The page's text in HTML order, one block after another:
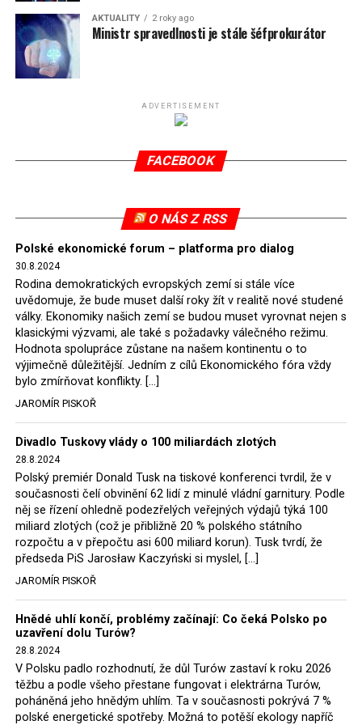
uhlím. Ta v současnosti pokrývá 7 % polské energetické
spotřeby.
Připomeňme, že ukončení těžby hnědého uhlí pro
(SDEU) v souvislosti se stížnostmi českých samospráv
verdiktem španělské soudkyně Rosario Silva de Lapureta
tomuto rozhodnutí nevyhověla, proto na žádost
2022, než byl tento případ z důvodu uzavření dohody
Polska s Českou republikou o odstranění příčin sporu o
důl Turów vymazán z rejstříku tribunálu. Celkem si
Polsko nechalo z přiznaných evropských fondů odečíst
asi 70 milionů eur na pokutách a 45 milionů eur
zaplatilo jako odškodnění České republice – ale jak důl,
tak elektrárna nadále fungovaly. Už tehdy zástupci
tehdejší opozice a dnes vládnoucí koalice, jako
místopředseda Občanské platformy (PO) Rafał
Hołownia, přímo řekli, že by se polská vláda měla
tomuto rozhodnutí podřídit.
Rozhodnutí polského ministra spravedlnosti jistě potěší
německé, české a polské ekology, ale i těžaře. Je těžké si
představit, že by o takové věci rozhodoval sám ministr
Bodnar. Musel získat politický souhlas vládnoucí koalice.
Stále jsou totiž platné argumenty Morawieckého vlády,
že důl i elektrárna jsou – kromě zabezpečování cca 7 %
polského energetického mixu – klíčovými podniky, spolu
se svými dceřinými společnostmi zaměstnávají cca pět
tisíc lidí. Navíc s činností dolu a elektrárny nepřímo
souvisí dalších několik desítek tisíc pracovních míst v
regionu. Zelená politika ale opět zvítězila.
AKTUALITY 2 roky ago
Ministr spravedlnosti je stále šéfprokurátor
ADVERTISEMENT
FACEBOOK
O NÁS Z RSS
Polské ekonomické forum – platforma pro dialog
30.8.2024
Rodina demokratických evropských zemí si stále více
uvědomuje, že bude muset další roky žít v realitě nové studené
války. Ekonomiky našich zemí se budou muset vyrovnat nejen s
klasickými výzvami, ale také s požadavky válečného režimu.
Hodnota spolupráce zůstane na našem kontinentu o to
výjimečně důležitější. Jedním z cílů Ekonomického fóra vždy
bylo zmírňovat konflikty. […]
JAROMÍR PISKOŘ
Divadlo Tuskovy vlády o 100 miliardách zlotých
28.8.2024
Polský premiér Donald Tusk na tiskové konferenci tvrdil, že v
současnosti čelí obvinění 62 lidí z minulé vládní garnitury. Podle
něj se řízení ohledně podezřelých veřejných výdajů týká 100
miliard zlotých (což je přibližně 20 % polského státního
rozpočtu a v přepočtu asi 600 miliard korun). Tusk tvrdí, že
předseda PiS Jarosław Kaczyński si myslel, […]
JAROMÍR PISKOŘ
Hnědé uhlí končí, problémy začínají: Co čeká Polsko po
uzavření dolu Turów?
28.8.2024
V Polsku padlo rozhodnutí, že důl Turów zastaví k roku 2026
těžbu a podle všeho přestane fungovat i elektrárna Turów,
poháněná jeho hnědým uhlím. Ta v současnosti pokrývá 7 %
polské energetické spotřeby. Možná to potěší ekology napříč